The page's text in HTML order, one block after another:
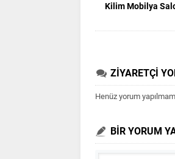
Kilim Mobilya
ZİYARETÇİ
Henüz yorum
BİR YORUM